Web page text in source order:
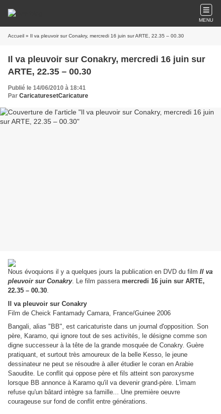
MENU
Accueil » Il va pleuvoir sur Conakry, mercredi 16 juin sur ARTE, 22.35 – 00.30
Il va pleuvoir sur Conakry, mercredi 16 juin sur
ARTE, 22.35 – 00.30
Publié le 14/06/2010 à 18:41
Par CaricaturesetCaricature
Nous évoquions il y a quelques jours la publication en DVD du film Il va
pleuvoir sur Conakry. Le film passera mercredi 16 juin sur ARTE,
22.35 – 00.30.
Il va pleuvoir sur Conakry
Film de Cheick Fantamady Camara, France/Guinee 2006
Bangali, alias "BB", est caricaturiste dans un journal d'opposition. Son
père, Karamo, qui ignore tout de ses activités, le désigne comme son
digne successeur à la tête de la grande mosquée de Conakry. Guère
pratiquant, et surtout très amoureux de la belle Kesso, le jeune
dessinateur ne peut se résoudre à aller étudier le coran en Arabie
Saoudite. Le conflit qui oppose père et fils atteint son paroxysme
lorsque BB annonce à Karamo qu'il va devenir grand-père. L'imam
refuse qu'un bâtard intègre sa famille... Une première oeuvre
courageuse sur fond de conflit entre générations.